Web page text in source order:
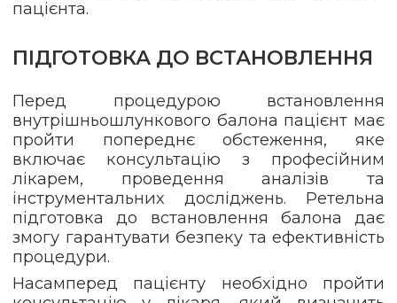
пацієнта.
ПІДГОТОВКА ДО ВСТАНОВЛЕННЯ
Перед процедурою встановлення
внутрішньошлункового балона пацієнт має
пройти попереднє обстеження, яке
включає консультацію з професійним
лікарем, проведення аналізів та
інструментальних досліджень. Ретельна
підготовка до встановлення балона дає
змогу гарантувати безпеку та ефективність
процедури.
Насамперед пацієнту необхідно пройти